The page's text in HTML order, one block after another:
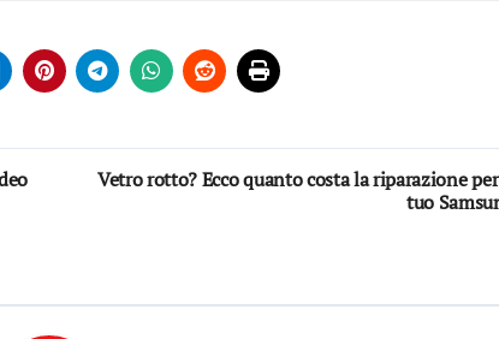
Vetro rotto? Ecco quanto costa la riparazione
tuo